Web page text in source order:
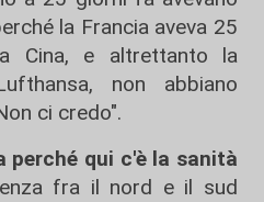
la Francia aveva 25
Cina, e altrettanto la
non abbiano
ci credo".
perché qui c'è la sanità
fra il nord e il sud